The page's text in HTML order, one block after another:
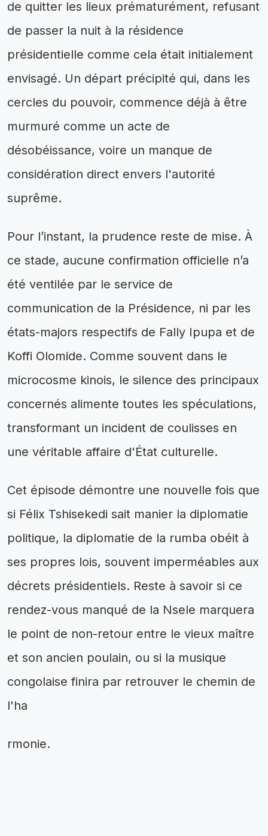
de quitter les lieux prématurément, refusant
de passer la nuit à la résidence
présidentielle comme cela était initialement
envisagé. Un départ précipité qui, dans les
cercles du pouvoir, commence déjà à être
murmuré comme un acte de
désobéissance, voire un manque de
considération direct envers l'autorité
suprême.
Pour l’instant, la prudence reste de mise. À
ce stade, aucune confirmation officielle n’a
été ventilée par le service de
communication de la Présidence, ni par les
états-majors respectifs de Fally Ipupa et de
Koffi Olomide. Comme souvent dans le
microcosme kinois, le silence des principaux
concernés alimente toutes les spéculations,
transformant un incident de coulisses en
une véritable affaire d'État culturelle.
Cet épisode démontre une nouvelle fois que
si Félix Tshisekedi sait manier la diplomatie
politique, la diplomatie de la rumba obéit à
ses propres lois, souvent imperméables aux
décrets présidentiels. Reste à savoir si ce
rendez-vous manqué de la Nsele marquera
le point de non-retour entre le vieux maître
et son ancien poulain, ou si la musique
congolaise finira par retrouver le chemin de
l'ha
rmonie.